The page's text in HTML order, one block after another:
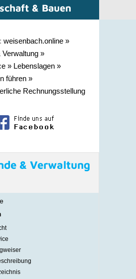
& Bauen
weisenbach.online »
»
» Lebenslagen »
führen »
Rechnungsstellung
& Verwaltung